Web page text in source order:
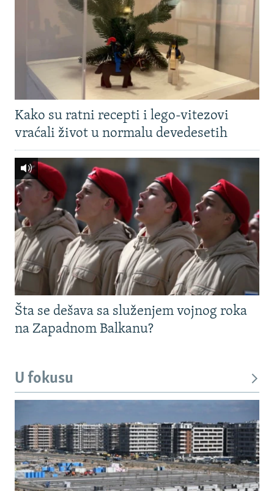
Kako su ratni recepti i lego-vitezovi
vraćali život u normalu devedesetih
Šta se dešava sa služenjem vojnog roka
na Zapadnom Balkanu?
U fokusu